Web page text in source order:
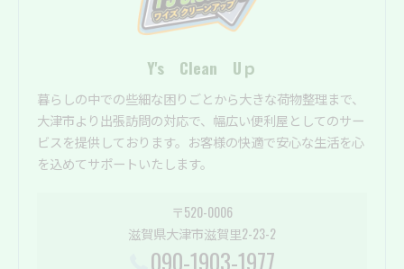
Y's Clean Uｐ
暮らしの中での些細な困りごとから大きな荷物整理まで、
大津市より出張訪問の対応で、幅広い便利屋としてのサー
ビスを提供しております。お客様の快適で安心な生活を心
を込めてサポートいたします。
〒520-0006
滋賀県大津市滋賀里2-23-2
090-1903-1977